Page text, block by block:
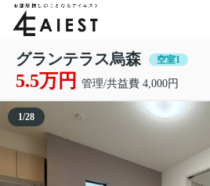
グランテラス烏森 空室1
5.5万円 管理/共益費 4,000円
1/28